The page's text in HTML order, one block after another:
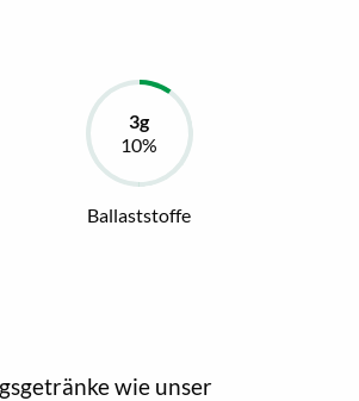
Ballaststoffe
wie unser